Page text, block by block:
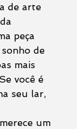
de arte
peça
de
mais
você é
seu lar,
um